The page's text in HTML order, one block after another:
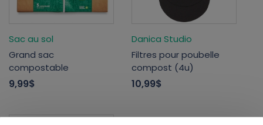
Sac au sol
Grand sac
compostable
9,99$
Danica Studio
Filtres pour poubelle
compost (4u)
10,99$